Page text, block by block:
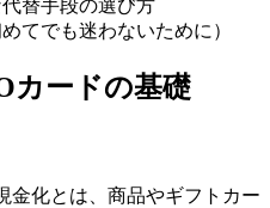
替手段の選び方
てでも迷わないために）
カードの基礎
金化とは、商品やギフトカー